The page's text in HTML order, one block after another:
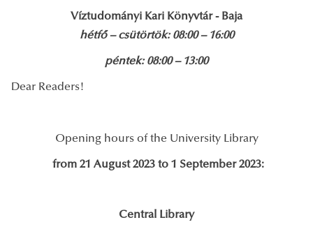
Víztudományi Kari Könyvtár - Baja
hétfő – csütörtök: 08:00 – 16:00
péntek: 08:00 – 13:00
Dear Readers!
Opening hours of the University Library
from 21 August 2023 to 1 September 2023:
Central Library